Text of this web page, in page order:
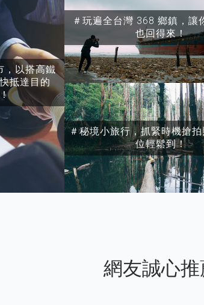
，以搭高鐵
抵達目的
＃玩遍全台灣 368 鄉鎮，讓
也回得來！
＃秘境小旅行，抓緊時機搶
位輕鬆到！
網友誠心推